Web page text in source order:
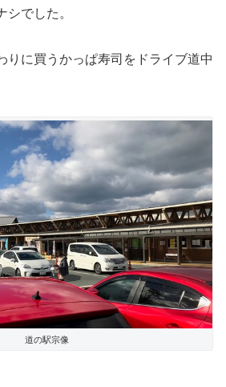
シでした。
りに買うかっぱ寿司をドライブ道中
道の駅宗像